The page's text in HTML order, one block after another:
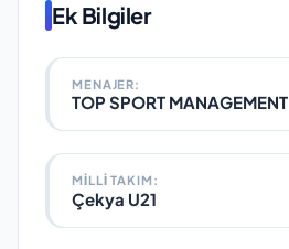
Ek Bilgiler
MENAJER:
TOP SPORT MANAGEMENT
MILLI TAKIM :
Çekya U21